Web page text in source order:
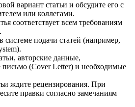
вариант статьи и обсудите его с
или коллегами.
соответствует всем требованиям
системе подачи статей (например,
авторские данные,
письмо (Cover Letter) и необходимые
ждите рецензирования. При
правки согласно замечаниям